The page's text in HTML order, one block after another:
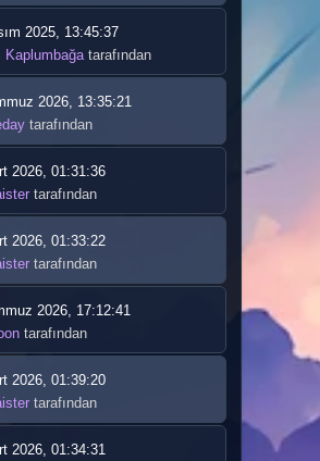
2025, 13:45:37
Kaplumbağa tarafından
2026, 13:35:21
tarafından
2026, 01:31:36
tarafından
2026, 01:33:22
tarafından
2026, 17:12:41
tarafından
2026, 01:39:20
tarafından
2026, 01:34:31